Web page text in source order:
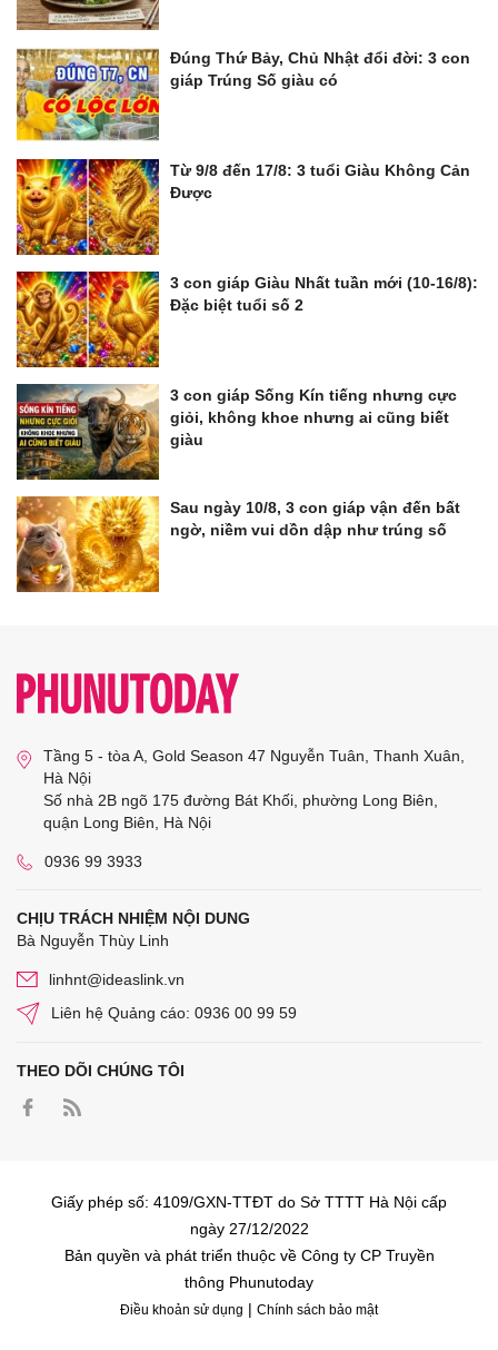
Đúng Thứ Bảy, Chủ Nhật đổi đời: 3 con
giáp Trúng Số giàu có
Từ 9/8 đến 17/8: 3 tuổi Giàu Không Cản
Được
3 con giáp Giàu Nhất tuần mới (10-16/8):
Đặc biệt tuổi số 2
3 con giáp Sống Kín tiếng nhưng cực
giỏi, không khoe nhưng ai cũng biết
giàu
Sau ngày 10/8, 3 con giáp vận đến bất
ngờ, niềm vui dồn dập như trúng số
Tầng 5 - tòa A, Gold Season 47 Nguyễn Tuân, Thanh Xuân,
Hà Nội
Số nhà 2B ngõ 175 đường Bát Khối, phường Long Biên,
quận Long Biên, Hà Nội
0936 99 3933
CHỊU TRÁCH NHIỆM NỘI DUNG
Bà Nguyễn Thùy Linh
linhnt@ideaslink.vn
Liên hệ Quảng cáo: 0936 00 99 59
THEO DÕI CHÚNG TÔI
Giấy phép số: 4109/GXN-TTĐT do Sở TTTT Hà Nội cấp
ngày 27/12/2022
Bản quyền và phát triển thuộc về Công ty CP Truyền
thông Phunutoday
Điều khoản sử dụng | Chính sách bảo mật